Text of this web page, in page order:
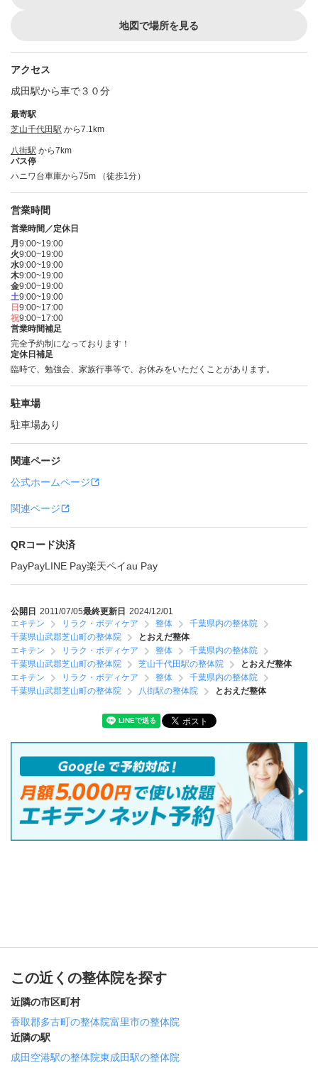
地図で場所を見る
アクセス
成田駅から車で３０分
最寄駅
芝山千代田駅 から7.1km
八街駅 から7km
バス停
ハニワ台車庫から75m （徒歩1分）
営業時間
営業時間／定休日
月 9:00~19:00
火9:00~19:00
水9:00~19:00
木9:00~19:00
金9:00~19:00
土9:00~19:00
日 9:00~17:00
祝9:00~17:00
営業時間補足
完全予約制になっております！
定休日補足
臨時で、勉強会、家族行事等で、お休みをいただくことがあります。
駐車場
駐車場あり
関連ページ
公式ホームページ
関連ページ
QRコード決済
PayPayLINE Pay楽天ペイau Pay
公開日 2011/07/05最終更新日 2024/12/01
エキテン
リラク・ボディケア 整体
千葉県内の整体院
千葉県山武郡芝山町の整体院
とおえだ整体
エキテン
リラク・ボディケア 整体
千葉県内の整体院
千葉県山武郡芝山町の整体院
芝山千代田駅の整体院
とおえだ整体
エキテン
リラク・ボディケア 整体
千葉県内の整体院
千葉県山武郡芝山町の整体院
八街駅の整体院 とおえだ整体
この近くの整体院を探す
近隣の市区町村
香取郡多古町の整体院富里市の整体院
近隣の駅
成田空港駅の整体院東成田駅の整体院